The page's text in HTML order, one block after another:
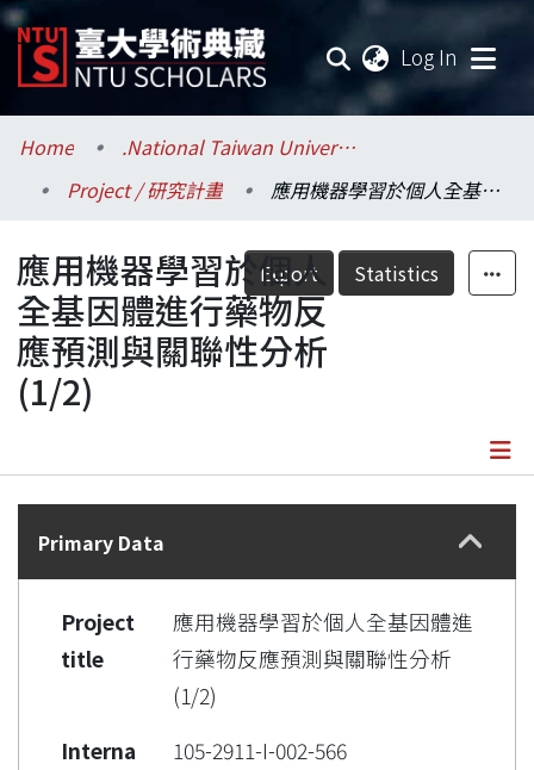
Log In
Communities & Collections
Research Outputs
Fundings & Projects
Researchers
Organizations
Home
.National Taiwan University / 國立臺灣大學
Project / 研究計畫
應用機器學習於個人全基因體進行藥物反應預測與關聯性分析(1/2)
Export Statistics
應用機器學習於個人
全基因體進行藥物反
應預測與關聯性分析
(1/2)
Details
Primary Data
Project
title
應用機器學習於個人全基因體進
行藥物反應預測與關聯性分析
(1/2)
Interna
105-2911-I-002-566